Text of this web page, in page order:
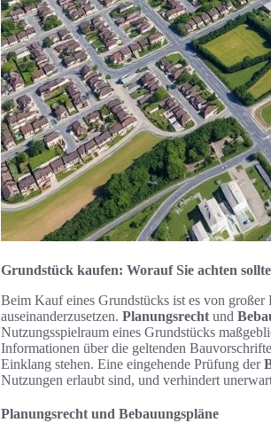
Grundstück kaufen: Worauf Sie achten
Beim Kauf eines Grundstücks ist es von
auseinanderzusetzen. Planungsrecht und
Nutzungsspielraum eines Grundstücks
Informationen über die geltenden
Einklang stehen. Eine eingehende Prüfung der
Nutzungen erlaubt sind, und verhindert
Planungsrecht und Bebauungspläne